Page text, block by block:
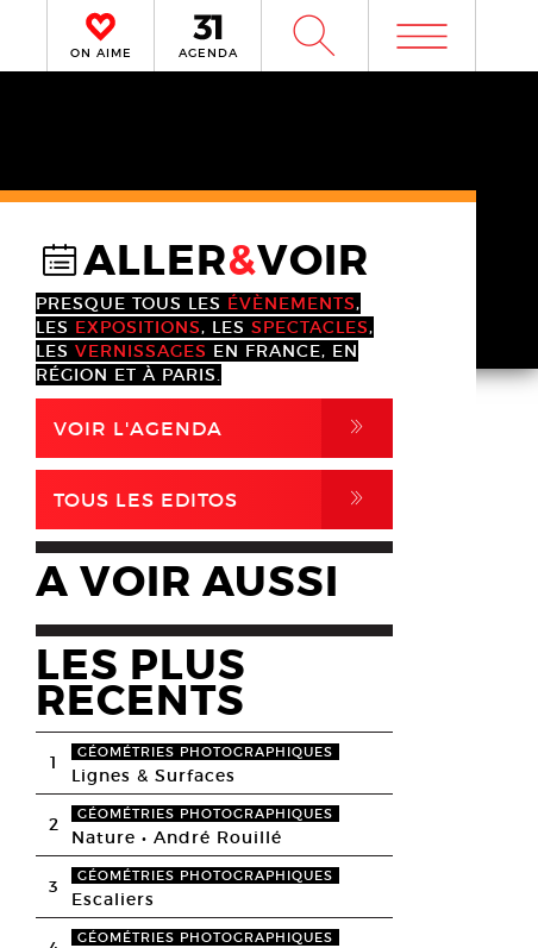
ON AIME AGENDA W m
@ALLER&VOIR
PRESQUE TOUS LES ÉVÈNEMENTS,
LES EXPOSITIONS, LES SPECTACLES,
LES VERNISSAGES EN FRANCE, EN
RÉGION ET À PARIS.
VOIR L'AGENDA ,
TOUS LES EDITOS ,
A VOIR AUSSI
LES PLUS
RECENTS
1 GÉOMÉTRIES PHOTOGRAPHIQUES
Lignes & Surfaces
2 GÉOMÉTRIES PHOTOGRAPHIQUES
Nature • André Rouillé
3 GÉOMÉTRIES PHOTOGRAPHIQUES
Escaliers
GÉOMÉTRIES PHOTOGRAPHIQUES